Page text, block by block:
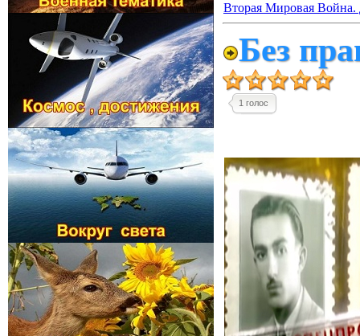
Вторая Мировая Война.
Без
1 голос